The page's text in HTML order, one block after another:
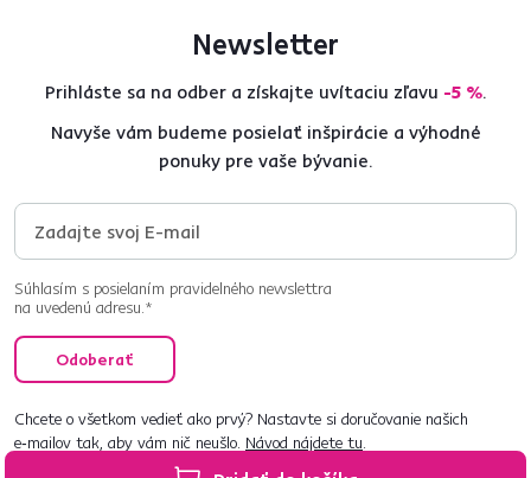
Newsletter
Prihláste sa na odber a získajte uvítaciu zľavu -5 %.
Navyše vám budeme posielať inšpirácie a výhodné
ponuky pre vaše bývanie.
Súhlasím s posielaním pravidelného newslettra
na uvedenú adresu.*
Odoberať
Chcete o všetkom vedieť ako prvý? Nastavte si doručovanie našich
e‑mailov tak, aby vám nič neušlo. Návod nájdete tu.